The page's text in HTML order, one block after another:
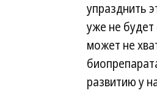
упразднить
уже не
может не
развитию у